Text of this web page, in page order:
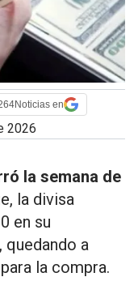
en
2026
la semana de
la divisa
en su
a
la compra.